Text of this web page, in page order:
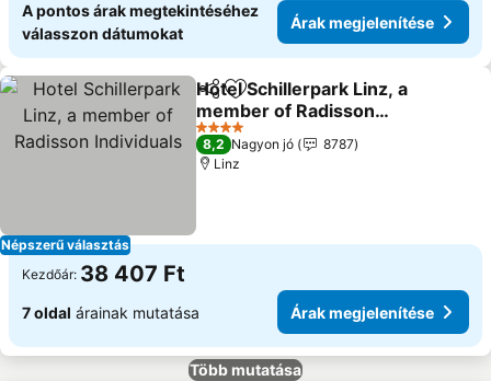
A pontos árak megtekintéséhez
válasszon dátumokat
Árak megjelenítése
Népszerű választás
Megosztás
Hozzáadás a kedvencekhez
Hotel Schillerpark Linz, a
member of Radisson
Individuals
Árak megjelenítése
4 Kategória
8,2 Nagyon jó
8787
Linz
Kezdőár: 38 407 Ft
7 oldal árainak mutatása Árak megjelenítése
Több mutatása